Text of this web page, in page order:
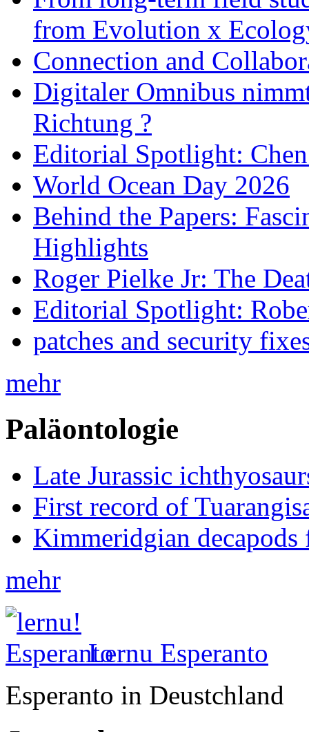
from Evolution x
Connection and
Digitaler Omnibus
Richtung ?
Editorial Spotlight:
World Ocean Day 2026
Behind the Papers:
Highlights
Roger Pielke Jr: The
Editorial Spotlight:
patches and security
mehr
Paläontologie
Late Jurassic
First record of
Kimmeridgian
mehr
Lernu Esperanto
Esperanto in Deustchland